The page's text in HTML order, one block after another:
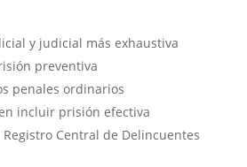
y judicial más exhaustiva
preventiva
penales ordinarios
incluir prisión efectiva
Central de Delincuentes